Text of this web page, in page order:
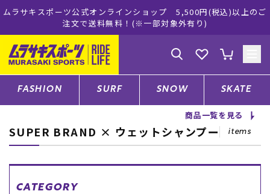
ラサキスポーツ公式オンラインショップ 5,500円(税込)以上のご
注文で送料無料！(※一部対象外有り)
ゲスト様
ログイン 会員登録
店舗一覧
CATEGORY
FASHION SURF SNOW SKATE
商品一覧を見る
SUPER BRAND × ウェットシャンプー items
CATEGORY